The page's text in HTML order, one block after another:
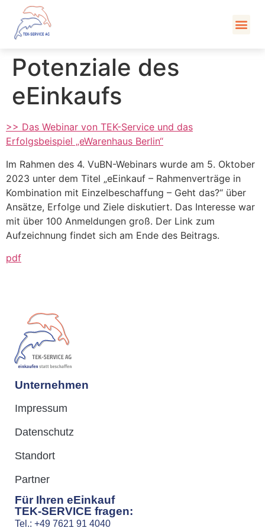
Potenziale des
eEinkaufs
>> Das Webinar von TEK-Service und das
Erfolgsbeispiel „eWarenhaus Berlin“
Im Rahmen des 4. VuBN-Webinars wurde am 5. Oktober
2023 unter dem Titel „eEinkauf – Rahmenverträge in
Kombination mit Einzelbeschaffung – Geht das?“ über
Ansätze, Erfolge und Ziele diskutiert. Das Interesse war
mit über 100 Anmeldungen groß. Der Link zum
Aufzeichnung findet sich am Ende des Beitrags.
pdf
Unternehmen
Impressum
Datenschutz
Standort
Partner
Für Ihren eEinkauf
TEK-SERVICE fragen:
Tel.: +49 7621 91 4040